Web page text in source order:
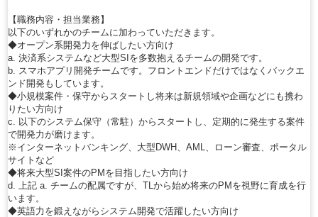
【職務内容・担当業務】
以下のいずれかのチームに加わっていただきます。
◆オープン系開発力を伸ばしたい方向け
a. 決済系システムなど大型SIを多数抱えるチームの開発です。
b. スマホアプリ開発チームです。フロントエンドだけではなくバックエ
ンド開発もしています。
◆小規模案件・保守からスタートし将来は新規領域や企画などにも携わ
りたい方向け
c. 以下のシステム保守（常駐）からスタートし、定期的に発生する案件
で開発力が磨けます。
※インターネットバンキング、大型DWH、AML、ローン審査、ポータル
サイトなど
◆将来大型SI案件のPMを目指したい方向け
d. 上記 a. チームの配属ですが、TLから始め将来のPMを視野に育成を行
います。
◆英語力を鍛えながらシステム開発で活躍したい方向け